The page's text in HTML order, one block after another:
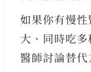
如果你有慢
大、同時吃
醫師討論替